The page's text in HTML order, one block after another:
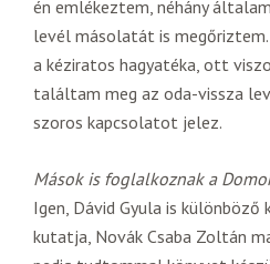
én emlékeztem, néhány
levél másolatát is megőriztem.
a kéziratos hagyatéka, ott
találtam meg az oda-vissza
szoros kapcsolatot jelez.
Mások is foglalkoznak a
Igen, Dávid Gyula is különböző
kutatja, Novák Csaba Zoltán